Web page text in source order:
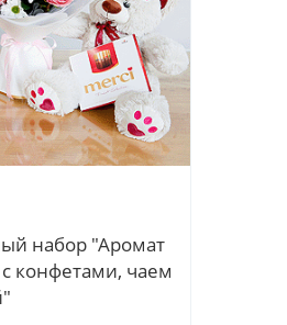
набор "Аромат
конфетами, чаем